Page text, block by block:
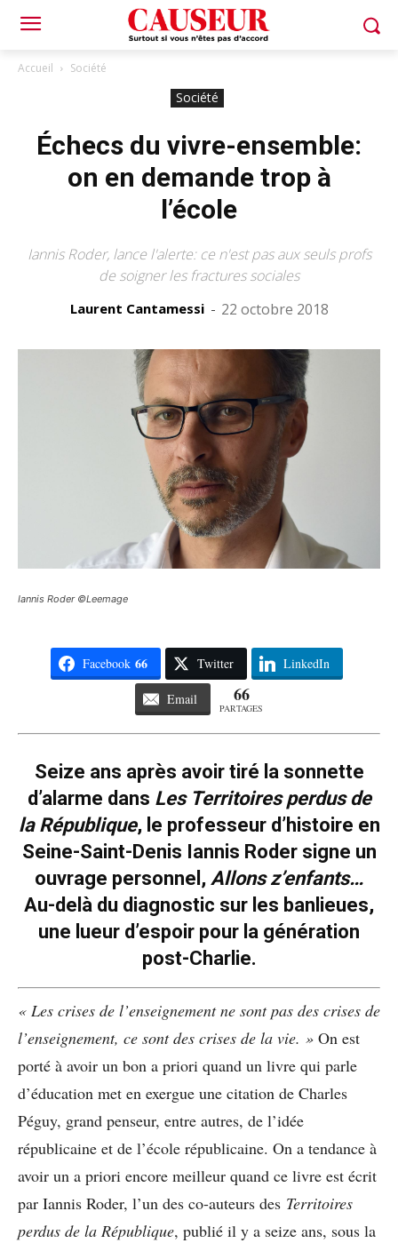
Accueil Société
Société
Échecs du vivre-ensemble:
on en demande trop à
l’école
Iannis Roder, lance l'alerte: ce n'est pas aux seuls profs
de soigner les fractures sociales
Laurent Cantamessi - 22 octobre 2018
Iannis Roder ©Leemage
Facebook 66 Twitter LinkedIn
Email 66
PARTAGES
Seize ans après avoir tiré la sonnette
d’alarme dans Les Territoires perdus de
la République, le professeur d’histoire en
Seine-Saint-Denis Iannis Roder signe un
ouvrage personnel, Allons z’enfants…
Au-delà du diagnostic sur les banlieues,
une lueur d’espoir pour la génération
post-Charlie.
« Les crises de l’enseignement ne sont pas des crises de
l’enseignement, ce sont des crises de la vie. » On est
porté à avoir un bon a priori quand un livre qui parle
d’éducation met en exergue une citation de Charles
Péguy, grand penseur, entre autres, de l’idée
républicaine et de l’école républicaine. On a tendance à
avoir un a priori encore meilleur quand ce livre est écrit
par Iannis Roder, l’un des co-auteurs des Territoires
perdus de la République, publié il y a seize ans, sous la